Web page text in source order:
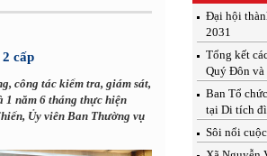
cấp
công tác kiểm tra, giám sát,
1 năm 6 tháng thực hiện
Ủy viên Ban Thường vụ
Đại hội
2031
Tổng kết
Quý Đôn và
Ban Tổ
tại Di tích
Sôi nổi